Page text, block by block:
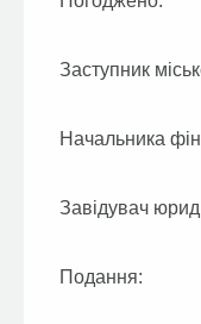
Заступник
Начальника
Завідувач
Подання: